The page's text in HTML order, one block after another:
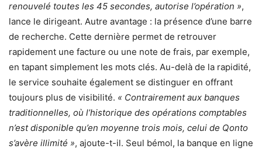
renouvelé toutes les 45 secondes, autorise l’opération »,
lance le dirigeant. Autre avantage : la présence d’une barre
de recherche. Cette dernière permet de retrouver
rapidement une facture ou une note de frais, par exemple,
en tapant simplement les mots clés. Au-delà de la rapidité,
le service souhaite également se distinguer en offrant
toujours plus de visibilité. « Contrairement aux banques
traditionnelles, où l’historique des opérations comptables
n’est disponible qu’en moyenne trois mois, celui de Qonto
s’avère illimité », ajoute-t-il. Seul bémol, la banque en ligne